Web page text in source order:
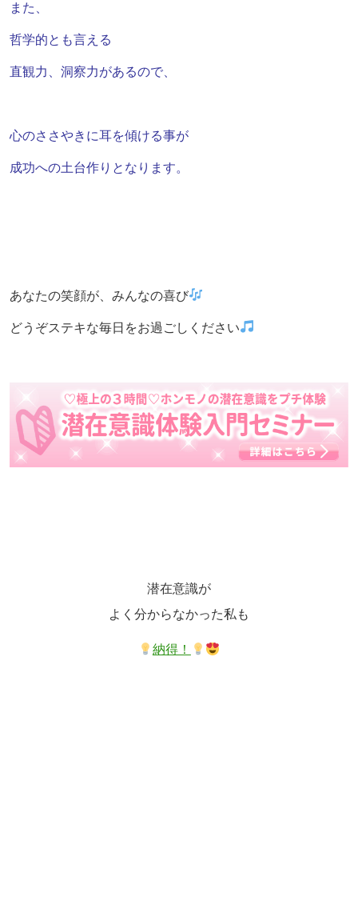
また、
哲学的とも言える
直観力、 洞察力があるので、
心のささやきに耳を傾ける事が
成功への土台作りとなります。
あなたの笑顔が、みんなの喜び
どうぞステキな毎日をお過ごしください
潜在意識が
よく分からなかった私も
納得！